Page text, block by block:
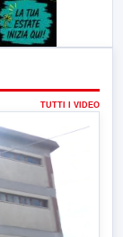
TUTTI I VIDEO